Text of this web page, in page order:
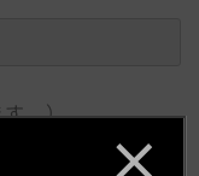
。）